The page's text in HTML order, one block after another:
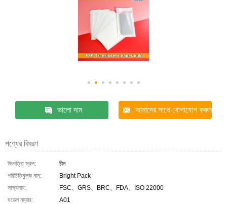
ভালো দাম আমাদের সাথে যোগাযোগ করুন
পণ্যের বিবরণ
উৎপত্তি স্থল:
চীন
পরিচিতিমুলক নাম:
Bright Pack
সাক্ষ্যদান:
FSC、GRS、BRC、FDA、ISO 22000
মডেল নম্বার:
A01